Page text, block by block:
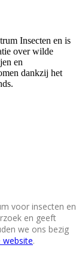
Insecten en is
over wilde
en
dankzij het
voor insecten en
en geeft
we ons bezig
website.